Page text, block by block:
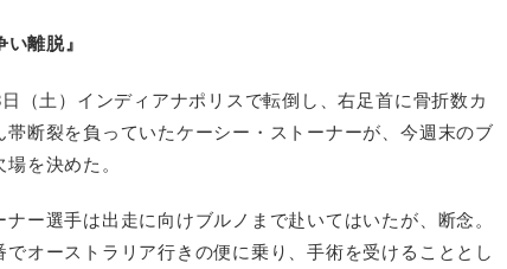
離脱』
（土）インディアナポリスで転倒し、右足首に骨折数カ
帯断裂を負っていたケーシー・ストーナーが、今週末のブ
場を決めた。
ー選手は出走に向けブルノまで赴いてはいたが、断念。
でオーストラリア行きの便に乗り、手術を受けることとし